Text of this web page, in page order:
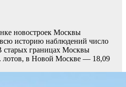
новостроек Москвы
всю историю наблюдений число
старых границах Москвы
лотов, в Новой Москве — 18,09